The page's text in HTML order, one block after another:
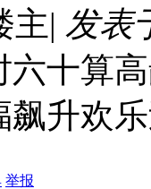
主| 发表
六十算
飙升欢
举报